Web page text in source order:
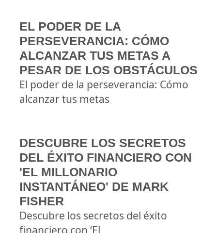
EL PODER DE LA
PERSEVERANCIA: CÓMO
ALCANZAR TUS METAS A
PESAR DE LOS OBSTÁCULOS
El poder de la perseverancia: Cómo
alcanzar tus metas
DESCUBRE LOS SECRETOS
DEL ÉXITO FINANCIERO CON
'EL MILLONARIO
INSTANTÁNEO' DE MARK
FISHER
Descubre los secretos del éxito
financiero con ‘El